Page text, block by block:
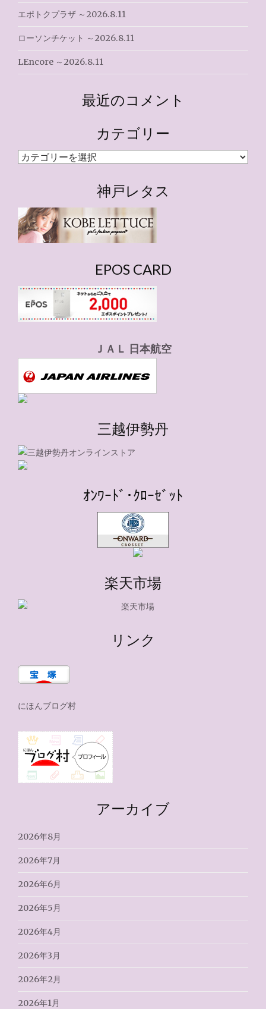
エポトクプラザ ～2026.8.11
ローソンチケット ～2026.8.11
LEncore ～2026.8.11
最近のコメント
カテゴリー
カ
ー
神戸レタス
EPOS CARD
ＪＡＬ 日本航空
三越伊勢丹
ｵﾝﾜｰﾄﾞ･ｸﾛｰｾﾞｯﾄ
楽天市場
リンク
にほんブログ村
アーカイブ
2026年8月
2026年7月
2026年6月
2026年5月
2026年4月
2026年3月
2026年2月
2026年1月